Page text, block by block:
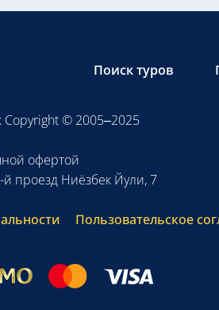
Поиск туров
Copyright © 2005–2025
офертой
проезд Ниёзбек Йули, 7
Пользовательское